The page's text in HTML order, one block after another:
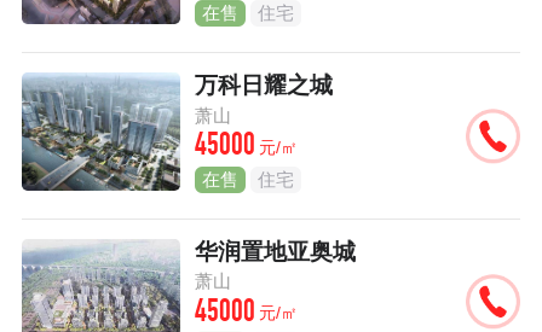
在售 住宅
万科日耀之城
萧山
45000 元/㎡
在售 住宅
华润置地亚奥城
萧山
45000 元/㎡